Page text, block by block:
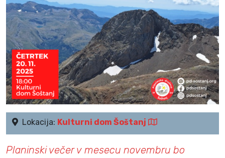
Lokacija: Kulturni dom Šoštanj
Planinski večer v mesecu novembru bo